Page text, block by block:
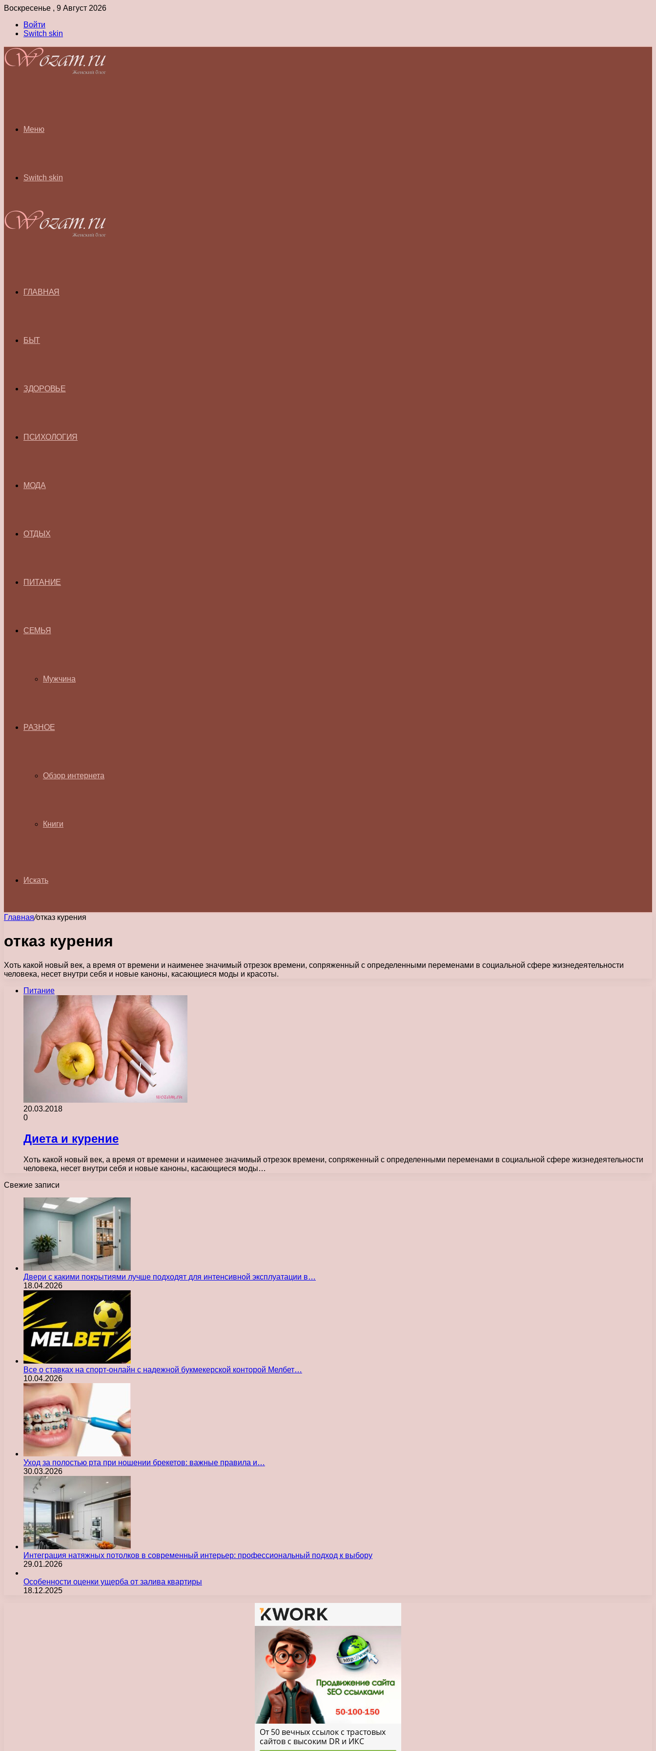
Воскресенье , 9 Август 2026
Войти
Switch skin
Меню
Switch skin
ГЛАВНАЯ
БЫТ
ЗДОРОВЬЕ
ПСИХОЛОГИЯ
МОДА
ОТДЫХ
ПИТАНИЕ
СЕМЬЯ
Мужчина
РАЗНОЕ
Обзор интернета
Книги
Искать
Главная/отказ курения
отказ курения
Хоть какой новый век, а время от времени и наименее значимый отрезок времени, сопряженный с определенными переменами в социальной сфере жизнедеятельности
человека, несет внутри себя и новые каноны, касающиеся моды и красоты.
Питание
20.03.2018
0
Диета и курение
Хоть какой новый век, а время от времени и наименее значимый отрезок времени, сопряженный с определенными переменами в социальной сфере жизнедеятельности
человека, несет внутри себя и новые каноны, касающиеся моды…
Свежие записи
Двери с какими покрытиями лучше подходят для интенсивной эксплуатации в…
18.04.2026
Все о ставках на спорт-онлайн с надежной букмекерской конторой Мелбет…
10.04.2026
Уход за полостью рта при ношении брекетов: важные правила и…
30.03.2026
Интеграция натяжных потолков в современный интерьер: профессиональный подход к выбору
29.01.2026
Особенности оценки ущерба от залива квартиры
18.12.2025